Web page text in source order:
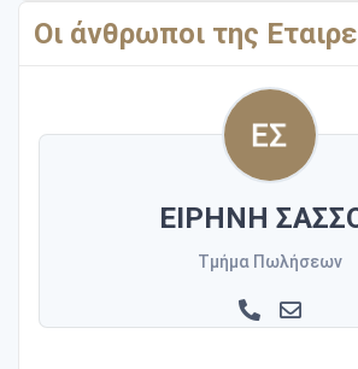
Οι άνθρωποι της
ΕΙΡΗΝΗ
Τμήμα Πωλήσεων